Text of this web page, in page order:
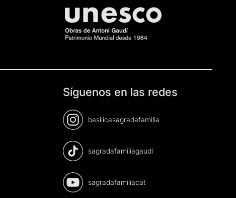
Síguenos en las redes
basilicasagradafamilia
sagradafamiliagaudi
sagradafamiliacat